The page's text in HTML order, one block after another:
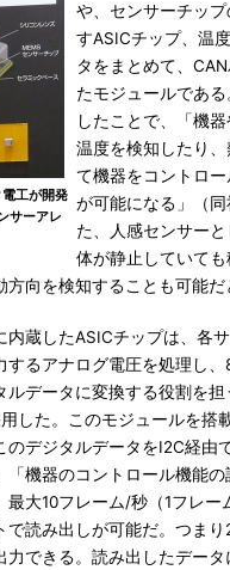
工が開発
サーアレ
や、センサーチッ
すASICチップ、温
タをまとめて、
たモジュールであ
したことで、「機
温度を検知したり
て機器をコントロ
が可能になる」（
た、人感センサー
体が静止していて
方向を検知することも可能だ
蔵したASICチップは、各
するアナログ電圧を処理し
ルデータに変換する役割を担
した。このモジュールを搭
のデジタルデータをI2C経由
「機器のコントロール機能の
最大10フレーム/秒（1フレ
で読み出しが可能だ。つま
力できる。読み出したデー